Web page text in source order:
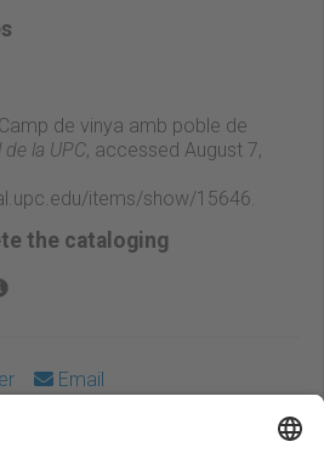
de vinya amb poble de
la UPC, accessed August 7,
items/show/15646
the cataloging
Email